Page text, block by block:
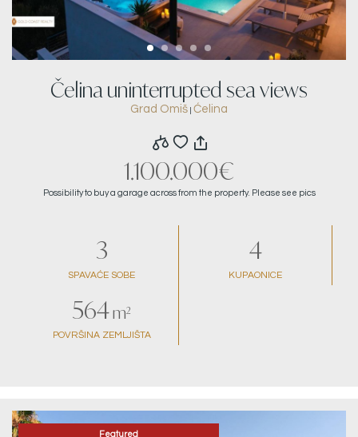
Čelina uninterrupted sea views
Grad Omiš Ćelina
1.100.000€
Possibility to buy a garage across from the property. Please see pics
3
SPAVAĆE SOBE
4
KUPAONICE
564m²
POVRŠINA ZEMLJIŠTA
Featured